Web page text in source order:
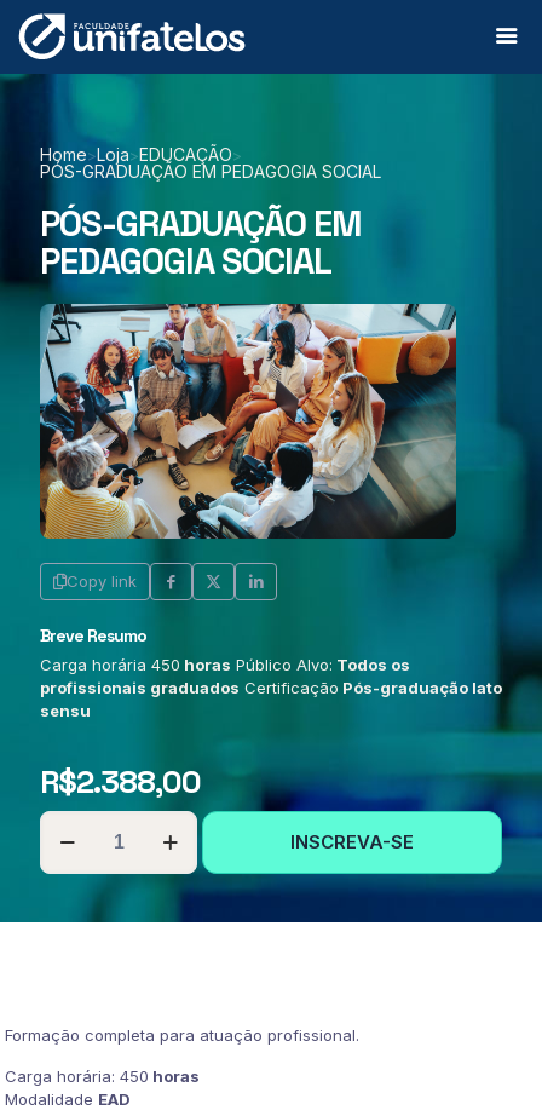
Home>Loja>EDUCAÇÃO>
PÓS-GRADUAÇÃO EM PEDAGOGIA SOCIAL
PÓS-GRADUAÇÃO EM
PEDAGOGIA SOCIAL
Copy link
Breve Resumo
Carga horária 450 horas Público Alvo: Todos os
profissionais graduados Certificação Pós-graduação lato
sensu
R$2.388,00
PÓS-
GRADUAÇÃO
EM
INSCREVA-SE
Formação completa para atuação profissional.
Carga horária: 450 horas
Modalidade EAD